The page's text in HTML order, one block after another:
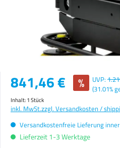
Verkaufspreis:
841,46 € % UVP:
(31.01%
Inhalt:1 Stück
inkl. MwSt.zzgl. Versandkosten /
Versandkostenfreie Lieferung
Lieferzeit 1-3 Werktage